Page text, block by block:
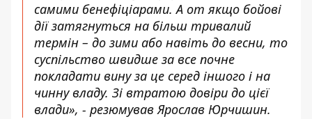
самими бенефіціарами. А от якщо бойові
дії затягнуться на більш тривалий
термін – до зими або навіть до весни, то
суспільство швидше за все почне
покладати вину за це серед іншого і на
чинну владу. Зі втратою довіри до цієї
влади», - резюмував Ярослав Юрчишин.